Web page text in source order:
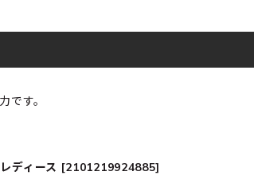
です。
ディース [2101219924885]